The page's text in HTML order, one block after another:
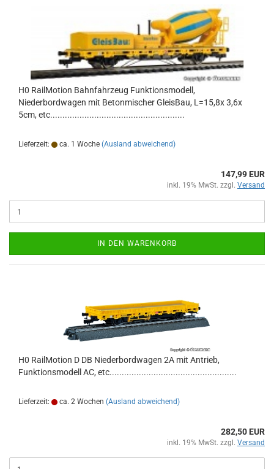
H0 RailMotion Bahnfahrzeug Funktionsmodell,
Niederbordwagen mit Betonmischer GleisBau, L=15,8x 3,6x
5cm, etc.......................................................
Lieferzeit: ca. 1 Woche (Ausland abweichend)
147,99 EUR
inkl. 19% MwSt. zzgl. Versand
IN DEN WARENKORB
H0 RailMotion D DB Niederbordwagen 2A mit Antrieb,
Funktionsmodell AC, etc....................................................
Lieferzeit: ca. 2 Wochen (Ausland abweichend)
282,50 EUR
inkl. 19% MwSt. zzgl. Versand